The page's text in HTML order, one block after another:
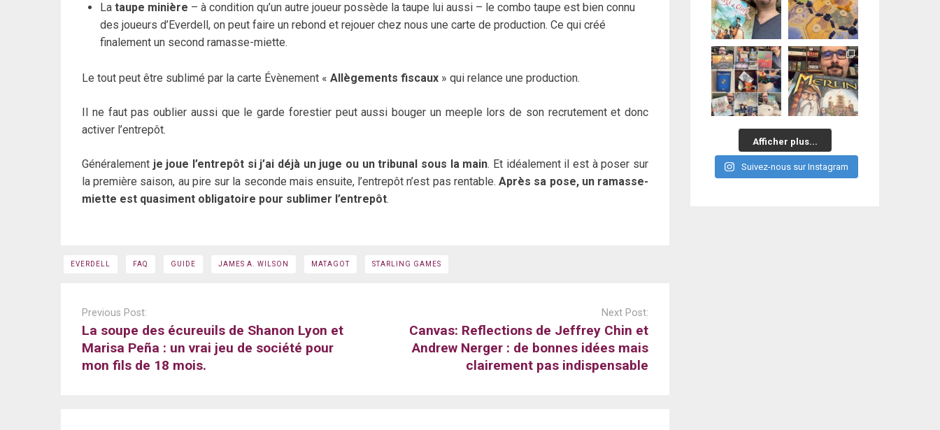
La taupe minière – à condition qu’un autre joueur possède la taupe lui aussi – le combo taupe est bien connu
des joueurs d’Everdell, on peut faire un rebond et rejouer chez nous une carte de production. Ce qui créé
finalement un second ramasse-miette.
Le tout peut être sublimé par la carte Évènement « Allègements fiscaux » qui relance une production.
Il ne faut pas oublier aussi que le garde forestier peut aussi bouger un meeple lors de son recrutement et donc
activer l’entrepôt.
Généralement je joue l’entrepôt si j’ai déjà un juge ou un tribunal sous la main. Et idéalement il est à poser sur
la première saison, au pire sur la seconde mais ensuite, l’entrepôt n’est pas rentable.Après sa pose, un ramasse-
miette est quasiment obligatoire pour sublimer l’entrepôt.
EVERDELL FAQ GUIDE JAMES A. WILSON MATAGOT STARLING GAMES
navigation
Previous Post:
La soupe des écureuils de Shanon Lyon et
Marisa Peña : un vrai jeu de société pour
mon fils de 18 mois.
Next Post:
Canvas: Reflections de Jeffrey Chin et
Andrew Nerger : de bonnes idées mais
clairement pas indispensable
Afficher plus...
Suivez-nous sur Instagram